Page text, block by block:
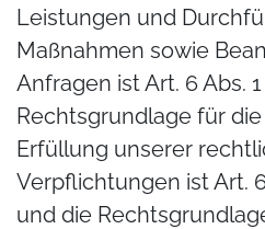
Leistungen und
Maßnahmen sowie
Anfragen ist Art. 6 Abs.
Rechtsgrundlage für
Erfüllung unserer
Verpflichtungen ist Art. 6
und die